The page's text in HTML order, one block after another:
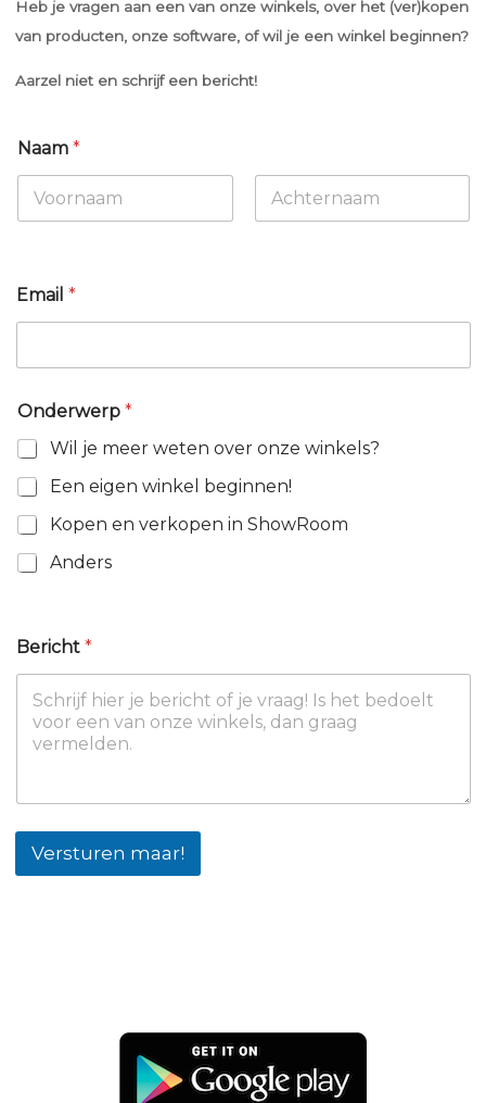
Heb je vragen aan een van onze winkels, over het (ver)kopen
van producten, onze software, of wil je een winkel beginnen?
Aarzel niet en schrijf een bericht!
Naam *
Email *
Onderwerp *
Wil je meer weten over onze winkels?
Een eigen winkel beginnen!
Kopen en verkopen in ShowRoom
Anders
m
a
B
r
Bericht *
Versturen maar!